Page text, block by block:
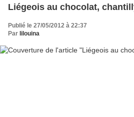
Liégeois au chocolat,
Publié le 27/05/2012 à 22:37
Par lilouina